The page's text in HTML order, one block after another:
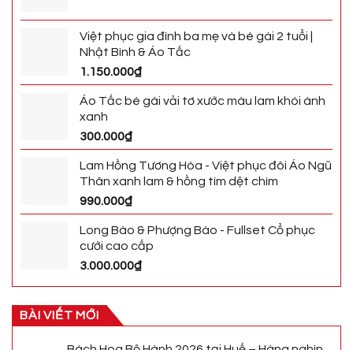
Việt phục gia đình ba mẹ và bé gái 2 tuổi |
Nhật Bình & Áo Tấc
1.150.000₫
Áo Tấc bé gái vải tơ xước màu lam khói ánh
xanh
300.000₫
Lam Hồng Tương Hòa - Việt phục đôi Áo Ngũ
Thân xanh lam & hồng tím dệt chìm
990.000₫
Long Bào & Phượng Bào - Fullset Cổ phục
cưới cao cấp
3.000.000₫
BÀI VIẾT MỚI